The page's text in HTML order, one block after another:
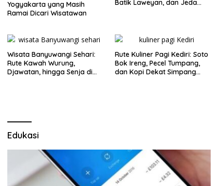
Yogyakarta yang Masih
Ramai Dicari Wisatawan
Batik Laweyan, dan Jeda
Wisata Banyuwangi Sehari:
Rute Kawah Wurung,
Djawatan, hingga Senja di
Rute Kuliner Pagi Kediri: Soto
Bok Ireng, Pecel Tumpang,
dan Kopi Dekat Simpang
Edukasi